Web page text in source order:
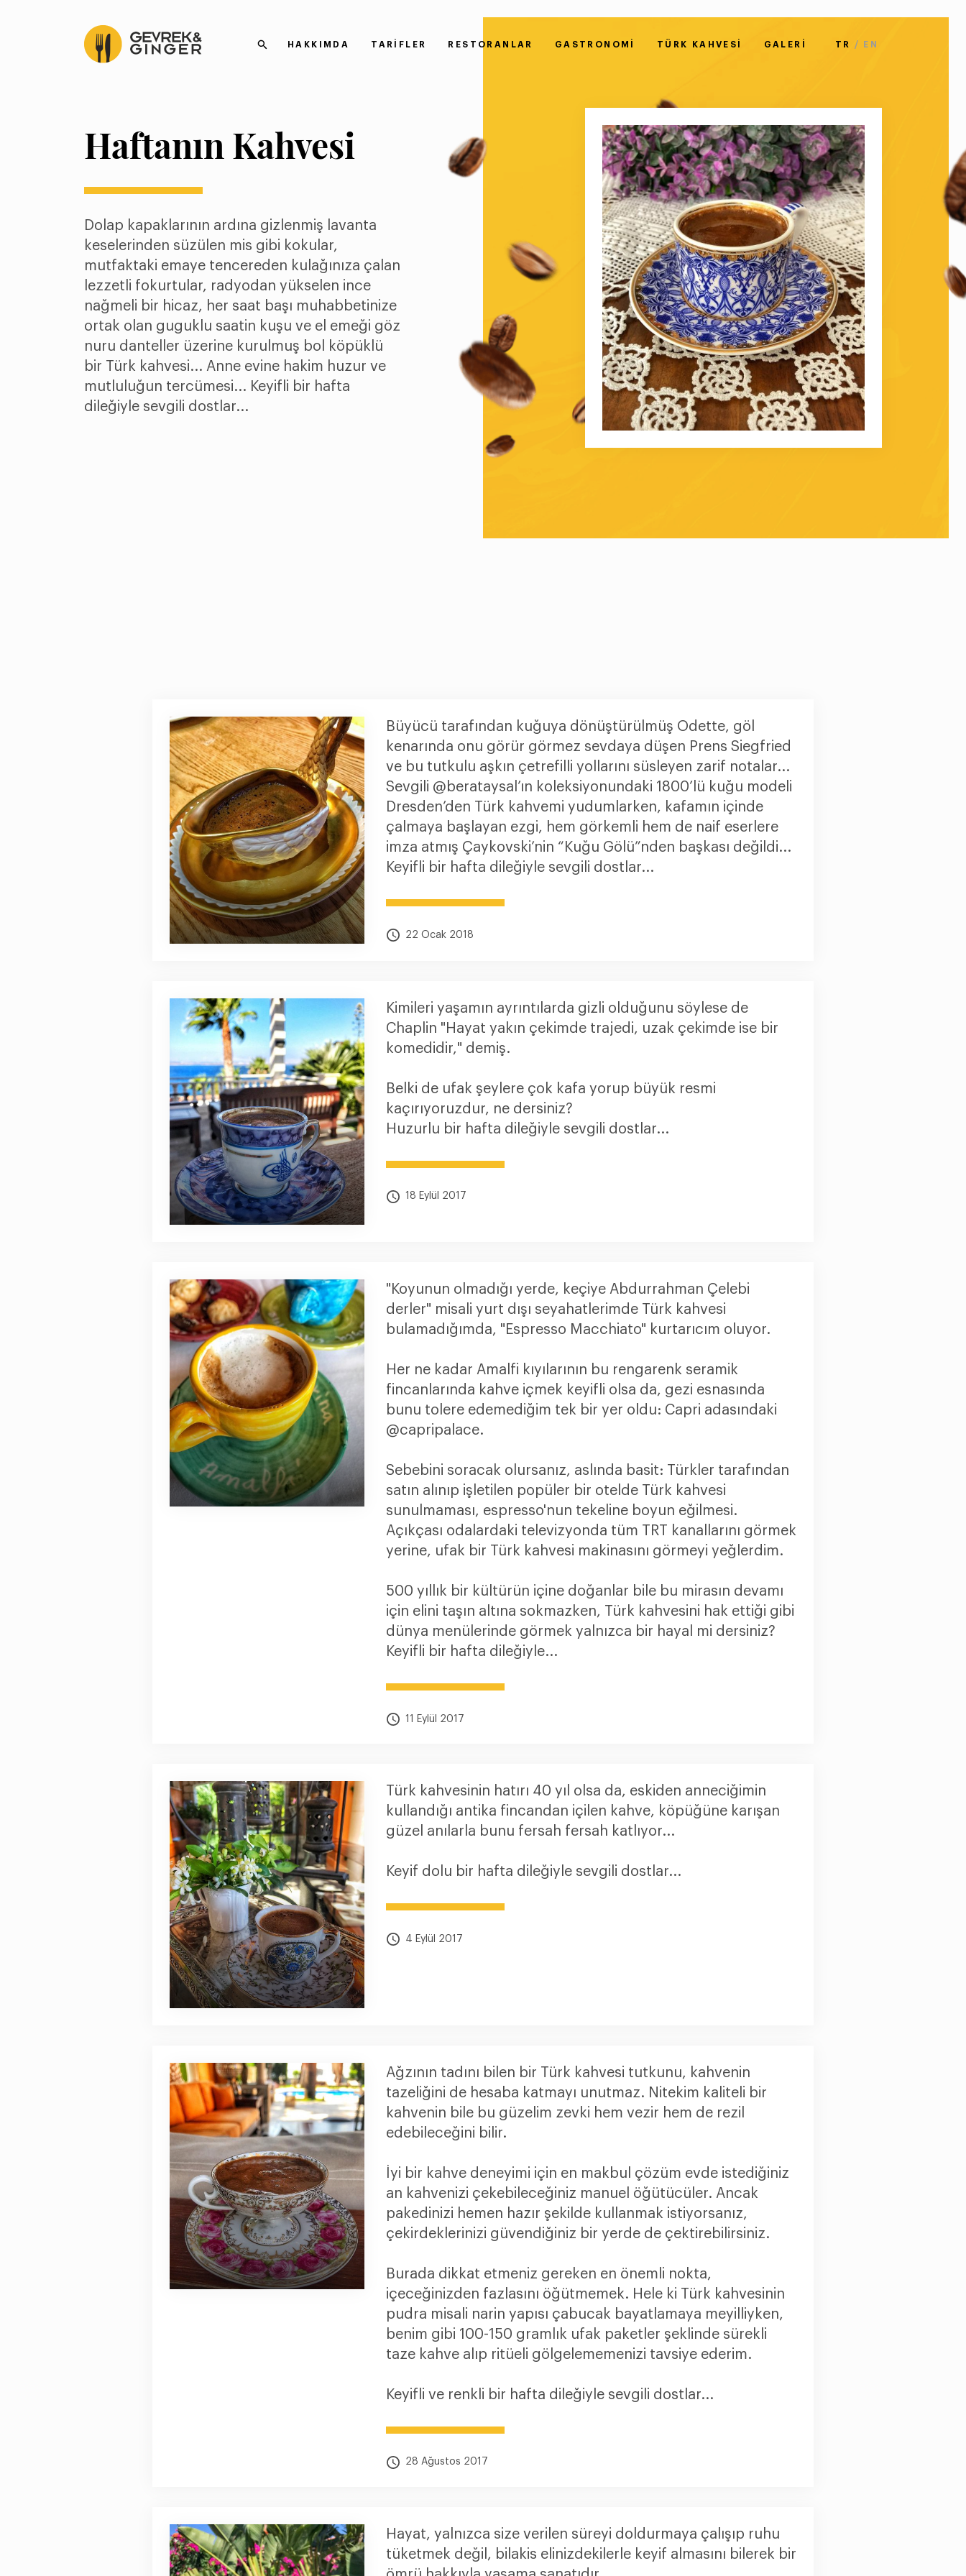
HAKKIMDA TARIFLER RESTORANLAR GASTRONOMI TÜRK KAHVESI GALERI TR EN
Haftanın Kahvesi
Dolap kapaklarının ardına gizlenmiş lavanta
keselerinden süzülen mis gibi kokular,
mutfaktaki emaye tencereden kulağınıza çalan
lezzetli fokurtular, radyodan yükselen ince
nağmeli bir hicaz, her saat başı muhabbetinize
ortak olan guguklu saatin kuşu ve el emeği göz
nuru danteller üzerine kurulmuş bol köpüklü
bir Türk kahvesi... Anne evine hakim huzur ve
mutluluğun tercümesi... Keyifli bir hafta
dileğiyle sevgili dostlar...
Büyücü tarafından kuğuya dönüştürülmüş Odette, göl
kenarında onu görür görmez sevdaya düşen Prens Siegfried
ve bu tutkulu aşkın çetrefilli yollarını süsleyen zarif notalar...
Sevgili @berataysal’ın koleksiyonundaki 1800’lü kuğu modeli
Dresden’den Türk kahvemi yudumlarken, kafamın içinde
çalmaya başlayan ezgi, hem görkemli hem de naif eserlere
imza atmış Çaykovski’nin “Kuğu Gölü”nden başkası değildi...
Keyifli bir hafta dileğiyle sevgili dostlar...
22 Ocak 2018
Kimileri yaşamın ayrıntılarda gizli olduğunu söylese de
Chaplin "Hayat yakın çekimde trajedi, uzak çekimde ise bir
komedidir," demiş.
Belki de ufak şeylere çok kafa yorup büyük resmi
kaçırıyoruzdur, ne dersiniz?
Huzurlu bir hafta dileğiyle sevgili dostlar...
18 Eylül 2017
"Koyunun olmadığı yerde, keçiye Abdurrahman Çelebi
derler" misali yurt dışı seyahatlerimde Türk kahvesi
bulamadığımda, "Espresso Macchiato" kurtarıcım oluyor.
Her ne kadar Amalfi kıyılarının bu rengarenk seramik
fincanlarında kahve içmek keyifli olsa da, gezi esnasında
bunu tolere edemediğim tek bir yer oldu: Capri adasındaki
@capripalace.
Sebebini soracak olursanız, aslında basit: Türkler tarafından
satın alınıp işletilen popüler bir otelde Türk kahvesi
sunulmaması, espresso'nun tekeline boyun eğilmesi.
Açıkçası odalardaki televizyonda tüm TRT kanallarını görmek
yerine, ufak bir Türk kahvesi makinasını görmeyi yeğlerdim.
500 yıllık bir kültürün içine doğanlar bile bu mirasın devamı
için elini taşın altına sokmazken, Türk kahvesini hak ettiği gibi
dünya menülerinde görmek yalnızca bir hayal mi dersiniz?
Keyifli bir hafta dileğiyle...
11 Eylül 2017
Türk kahvesinin hatırı 40 yıl olsa da, eskiden anneciğimin
kullandığı antika fincandan içilen kahve, köpüğüne karışan
güzel anılarla bunu fersah fersah katlıyor...
Keyif dolu bir hafta dileğiyle sevgili dostlar...
4 Eylül 2017
Ağzının tadını bilen bir Türk kahvesi tutkunu, kahvenin
tazeliğini de hesaba katmayı unutmaz. Nitekim kaliteli bir
kahvenin bile bu güzelim zevki hem vezir hem de rezil
edebileceğini bilir.
İyi bir kahve deneyimi için en makbul çözüm evde istediğiniz
an kahvenizi çekebileceğiniz manuel öğütücüler. Ancak
pakedinizi hemen hazır şekilde kullanmak istiyorsanız,
çekirdeklerinizi güvendiğiniz bir yerde de çektirebilirsiniz.
Burada dikkat etmeniz gereken en önemli nokta,
içeceğinizden fazlasını öğütmemek. Hele ki Türk kahvesinin
pudra misali narin yapısı çabucak bayatlamaya meyilliyken,
benim gibi 100-150 gramlık ufak paketler şeklinde sürekli
taze kahve alıp ritüeli gölgelememenizi tavsiye ederim.
Keyifli ve renkli bir hafta dileğiyle sevgili dostlar...
28 Ağustos 2017
Hayat, yalnızca size verilen süreyi doldurmaya çalışıp ruhu
tüketmek değil, bilakis elinizdekilerle keyif almasını bilerek bir